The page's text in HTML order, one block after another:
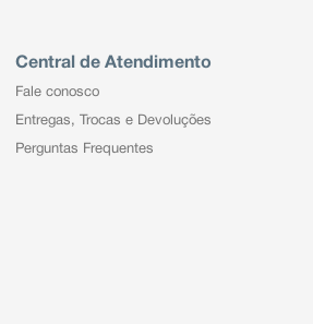
Central de Atendimento
Fale conosco
Entregas, Trocas e Devoluções
Perguntas Frequentes